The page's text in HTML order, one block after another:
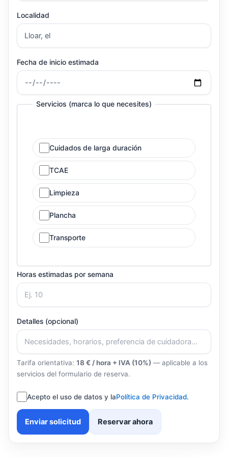
Localidad
Fecha de inicio estimada
Servicios (marca lo que necesites)
Cuidados de larga duración
TCAE
Limpieza
Plancha
Transporte
Horas estimadas por semana
Detalles (opcional)
Tarifa orientativa: 18 € / hora + IVA (10%) — aplicable a los
servicios del formulario de reserva.
Acepto el uso de datos y laPolítica de Privacidad.
Enviar solicitud Reservar ahora